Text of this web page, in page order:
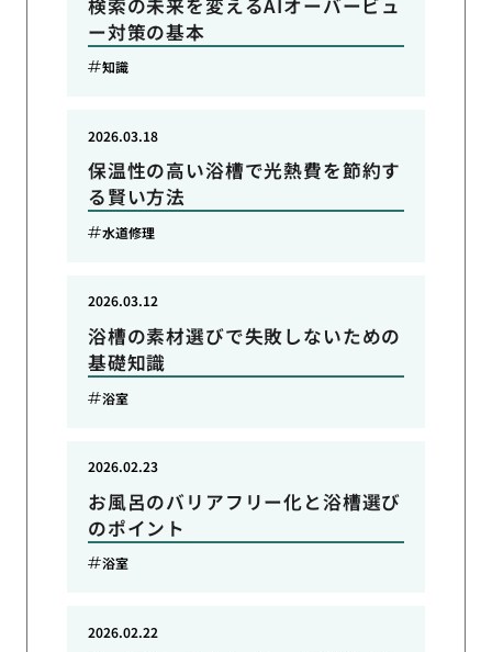
ー対策の基本
知識
保温性の高い浴槽で光熱費を節約す
る賢い方法
2026.03.18
水道修理
浴槽の素材選びで失敗しないための
基礎知識
2026.03.12
浴室
お風呂のバリアフリー化と浴槽選び
のポイント
2026.02.23
浴室
2026.02.22